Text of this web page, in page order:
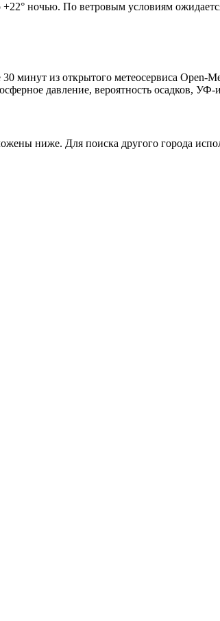
ночью. По ветровым условиям
минут из открытого метеосервиса Open-
давление, вероятность осадков,
ниже. Для поиска другого города